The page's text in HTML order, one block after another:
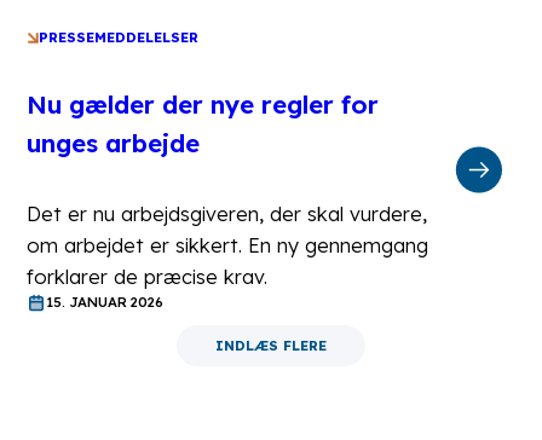
PRESSEMEDDELELSER
Nu gælder der nye regler for
unges arbejde
Det er nu arbejdsgiveren, der skal vurdere,
om arbejdet er sikkert. En ny gennemgang
forklarer de præcise krav.
15. JANUAR 2026
INDLÆS FLERE